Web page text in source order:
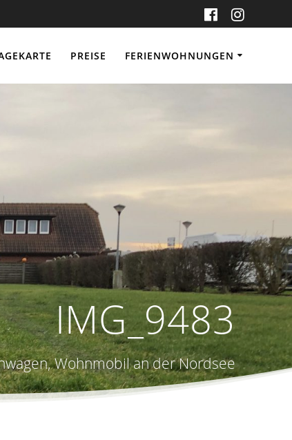
PREISE FERIENWOHNUNGEN
IMG_9483
Wohnmobil an der Nordsee